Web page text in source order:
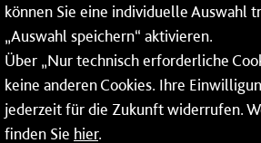
RMV oder von nextbike
ausschließlich Auskünfte zum
meinRad.
können Sie eine individuelle Auswahl
„Auswahl speichern“ aktivieren.
Über „Nur technisch erforderliche
keine anderen Cookies. Ihre
jederzeit für die Zukunft widerrufen.
finden Sie hier.